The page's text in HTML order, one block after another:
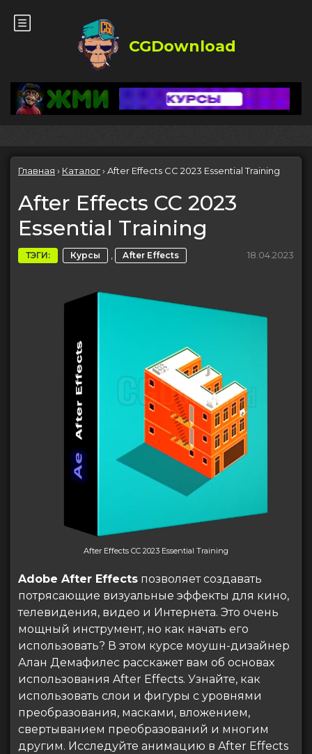
CGDownload
Главная › Каталог› After Effects CC 2023 Essential Training
After Effects CC 2023
Essential Training
ТЭГИ: Курсы , After Effects 18.04.2023
After Effects CC 2023 Essential Training
Adobe After Effects позволяет создавать
потрясающие визуальные эффекты для кино,
телевидения, видео и Интернета. Это очень
мощный инструмент, но как начать его
использовать? В этом курсе моушн-дизайнер
Алан Демафилес расскажет вам об основах
использования After Effects. Узнайте, как
использовать слои и фигуры с уровнями
преобразования, масками, вложением,
свертыванием преобразований и многим
другим. Исследуйте анимацию в After Effects